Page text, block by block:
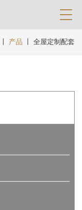
产品 全屋定制配套